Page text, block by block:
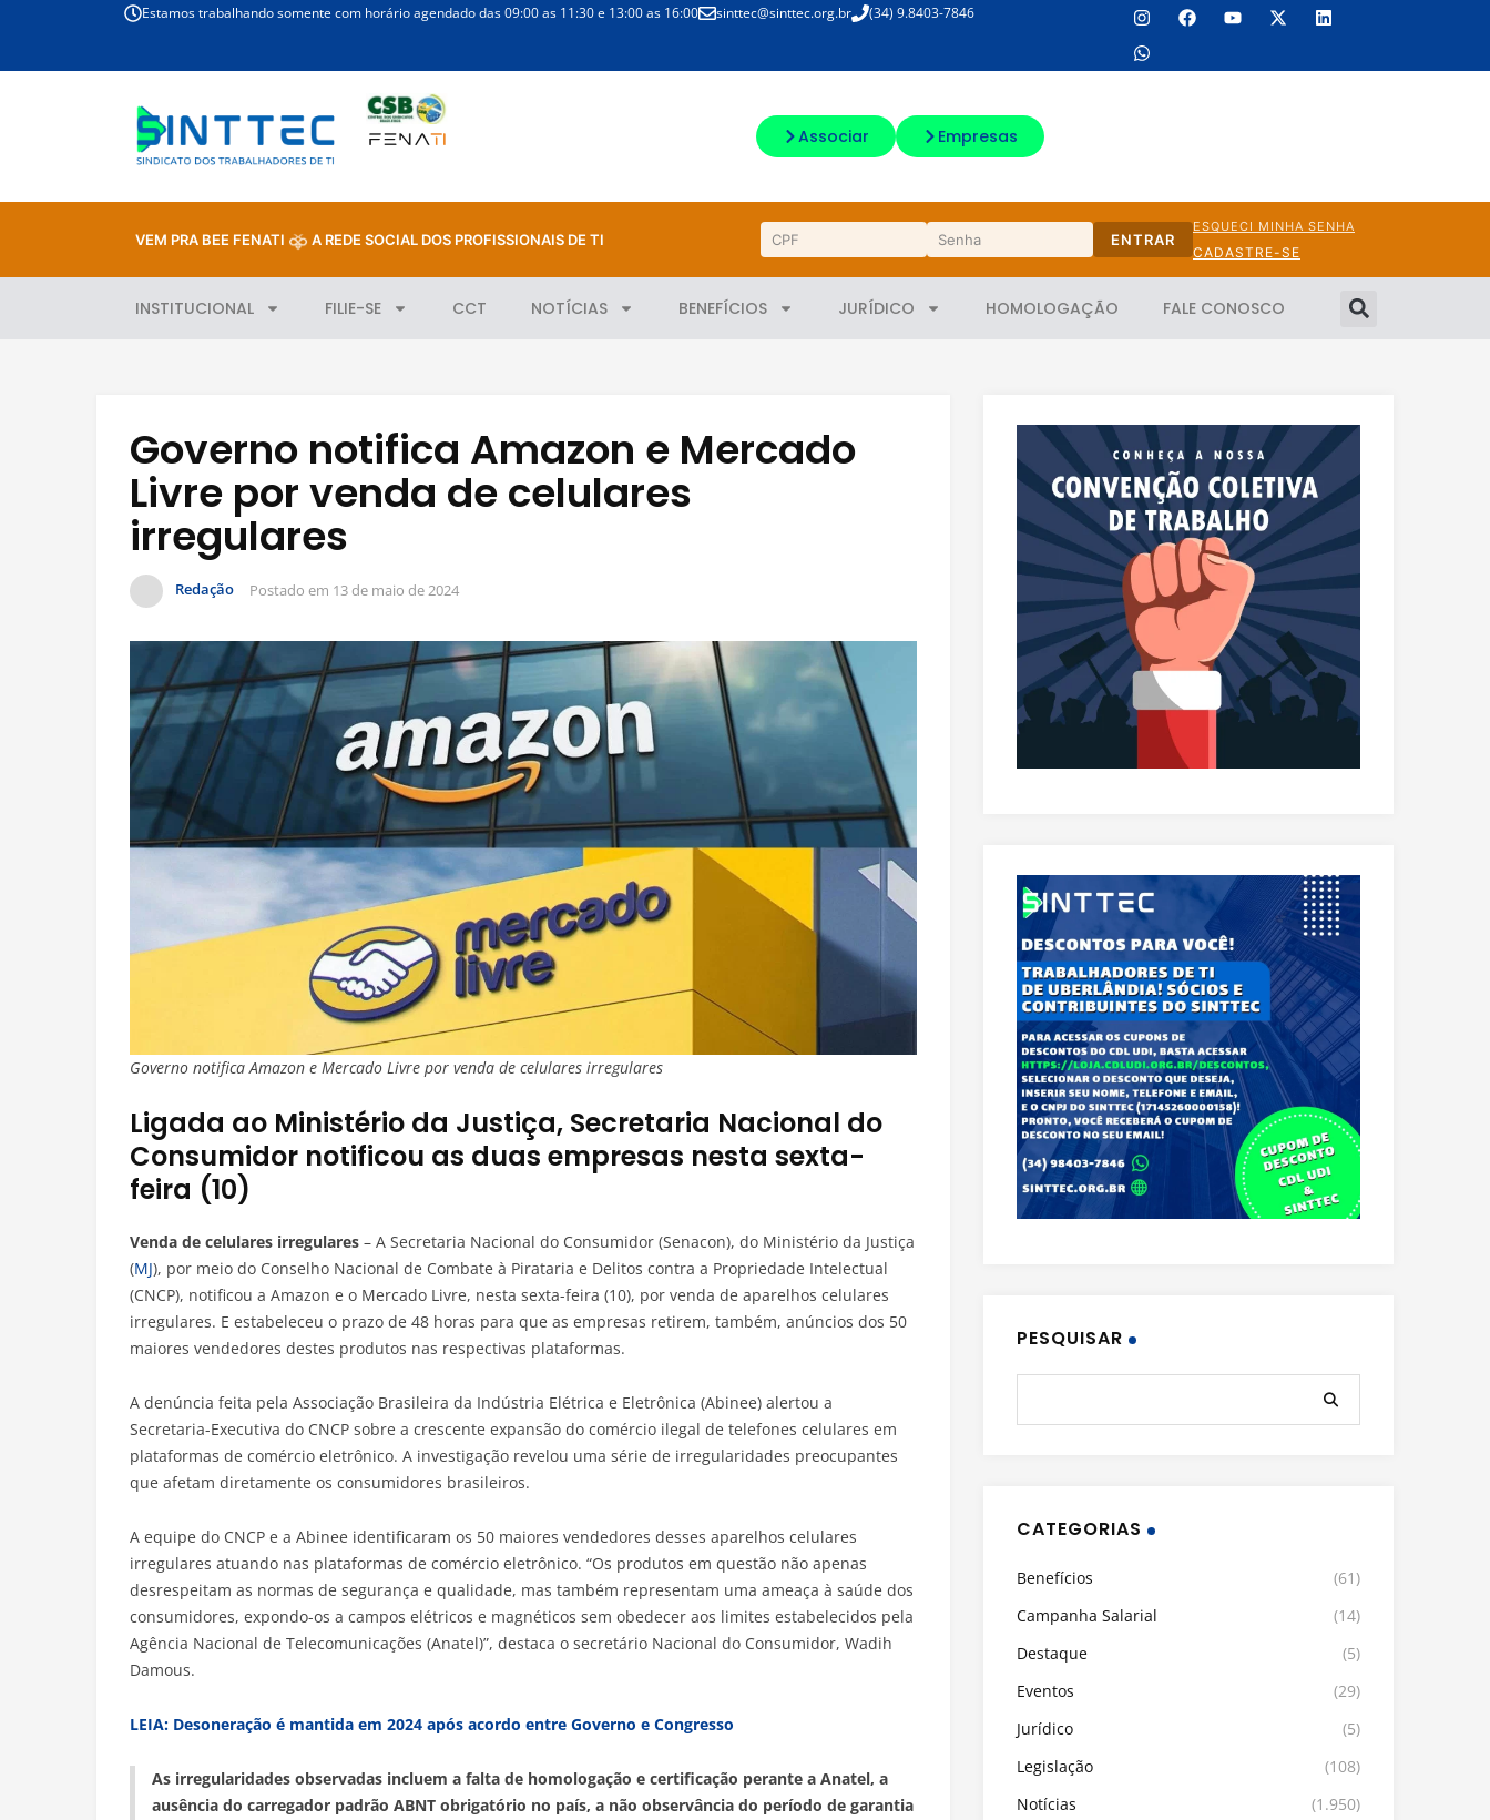
Estamos trabalhando somente com horário agendado das 09:00 as 11:30 e 13:00 as 16:00 sinttec@sinttec.org.br (34) 9.8403-7846
Associar Empresas
VEM PRA BEE FENATI A REDE SOCIAL DOS PROFISSIONAIS DE TI ENTRAR
ESQUECI MINHA SENHA
CADASTRE-SE
INSTITUCIONAL FILIE-SE CCT NOTÍCIAS BENEFÍCIOS JURÍDICO HOMOLOGAÇÃO FALE CONOSCO
Governo notifica Amazon e Mercado
Livre por venda de celulares
irregulares
Redação Postado em 13 de maio de 2024
Governo notifica Amazon e Mercado Livre por venda de celulares irregulares
Ligada ao Ministério da Justiça, Secretaria Nacional do
Consumidor notificou as duas empresas nesta sexta-
feira (10)
Venda de celulares irregulares – A Secretaria Nacional do Consumidor (Senacon), do Ministério da Justiça
(MJ), por meio do Conselho Nacional de Combate à Pirataria e Delitos contra a Propriedade Intelectual
(CNCP), notificou a Amazon e o Mercado Livre, nesta sexta-feira (10), por venda de aparelhos celulares
irregulares. E estabeleceu o prazo de 48 horas para que as empresas retirem, também, anúncios dos 50
maiores vendedores destes produtos nas respectivas plataformas.
A denúncia feita pela Associação Brasileira da Indústria Elétrica e Eletrônica (Abinee) alertou a
Secretaria-Executiva do CNCP sobre a crescente expansão do comércio ilegal de telefones celulares em
plataformas de comércio eletrônico. A investigação revelou uma série de irregularidades preocupantes
que afetam diretamente os consumidores brasileiros.
A equipe do CNCP e a Abinee identificaram os 50 maiores vendedores desses aparelhos celulares
irregulares atuando nas plataformas de comércio eletrônico. “Os produtos em questão não apenas
desrespeitam as normas de segurança e qualidade, mas também representam uma ameaça à saúde dos
consumidores, expondo-os a campos elétricos e magnéticos sem obedecer aos limites estabelecidos pela
Agência Nacional de Telecomunicações (Anatel)”, destaca o secretário Nacional do Consumidor, Wadih
Damous.
LEIA: Desoneração é mantida em 2024 após acordo entre Governo e Congresso
As irregularidades observadas incluem a falta de homologação e certificação perante a Anatel, a
ausência do carregador padrão ABNT obrigatório no país, a não observância do período de garantia
PESQUISAR
CATEGORIAS
Benefícios
(61)
Campanha Salarial
(14)
Destaque
(5)
Eventos
(29)
Jurídico
(5)
Legislação
(108)
Notícias
(1.950)